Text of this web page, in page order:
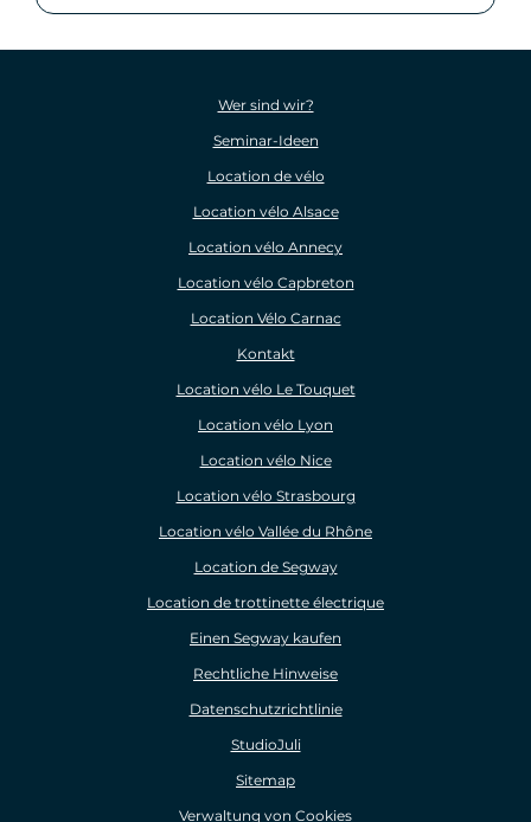
Wer sind wir?
Seminar-Ideen
Location de vélo
Location vélo Alsace
Location vélo Annecy
Location vélo Capbreton
Location Vélo Carnac
Kontakt
Location vélo Le Touquet
Location vélo Lyon
Location vélo Nice
Location vélo Strasbourg
Location vélo Vallée du Rhône
Location de Segway
Location de trottinette électrique
Einen Segway kaufen
Rechtliche Hinweise
Datenschutzrichtlinie
StudioJuli
Sitemap
Verwaltung von Cookies